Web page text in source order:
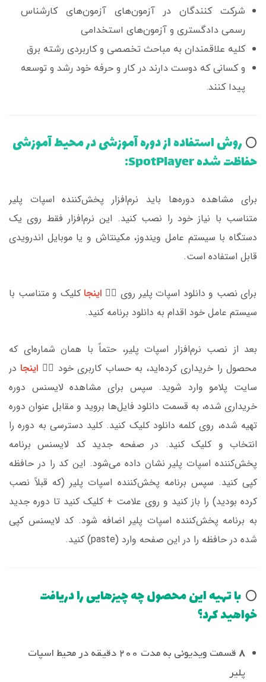
شرکت کنندگان در آزمون‌های آزمون‌های کارشناس
رسمی دادگستری و آزمون‌های استخدامی
کلیه علاقمندان به مباحث تخصصی و کاربردی رشته برق
و کسانی که دوست دارند در کار و حرفه خود رشد و توسعه
پیدا کنند.
⭕️ روش استفاده از دوره آموزشی در محیط آموزشی
حفاظت شده SpotPlayer:
برای مشاهده دوره‌ها باید نرم‌افزار پخش‌کننده اسپات پلیر
متناسب با نیاز خود را نصب کنید. این نرم‌افزار فقط روی یک
دستگاه با سیستم عامل ویندوز، مکینتاش و یا موبایل اندرویدی
قابل‌ استفاده است.
برای نصب و دانلود اسپات پلیر روی 👈🏼 اینجاکلیک و متناسب با
سیستم عامل خود اقدام به دانلود برنامه کنید.
بعد از نصب نرم‌افزار اسپات پلیر، حتماً با همان شماره‌ای که
محصول را خریداری کرده‌اید، به حساب کاربری خود 👈🏼 اینجا در
سایت پلامو وارد شوید. سپس برای مشاهده لایسنس دوره
خریداری شده، به قسمت دانلود فایل‌ها بروید و مقابل عنوان دوره
تهیه شده، روی کلمه دانلود کلیک کنید. کلید دسترسی به دوره را
انتخاب و کلیک کنید. در صفحه جدید کد لایسنس برنامه
پخش‌کننده اسپات پلیر نشان داده می‌شود. این کد را در حافظه
کپی کنید. سپس برنامه‌ پخش‌کننده اسپات پلیر (که قبلاً نصب
کرده بودید) را باز کنید و روی علامت + کلیک کنید تا دوره جدید
به برنامه پخش‌کننده اسپات پلیر اضافه شود. کد لایسنس کپی
شده در حافظه را در این صفحه وارد (paste) کنید.
⭕️ با تهیه این محصول چه چیزهایی را دریافت
خواهید کرد؟
8
قسمت ویدیوئی به مدت 200 دقیقه در محیط اسپات
پلیر